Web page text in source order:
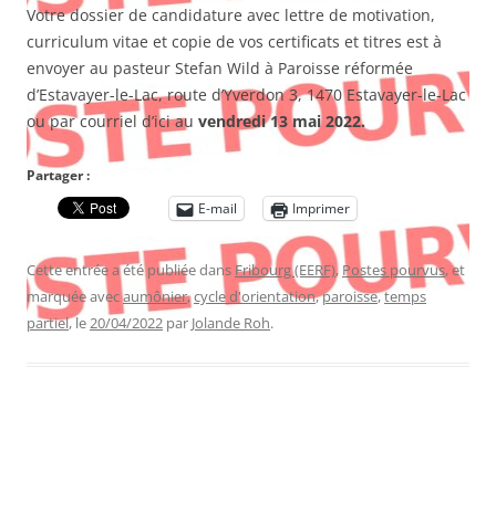
Votre dossier de candidature avec lettre de motivation,
curriculum vitae et copie de vos certificats et titres est à
envoyer au pasteur Stefan Wild à Paroisse réformée
d’Estavayer-le-Lac, route d’Yverdon 3, 1470 Estavayer-le-Lac
ou par courriel d’ici au vendredi 13 mai 2022.
Partager :
E-mail
Imprimer
Cette entrée a été publiée dans Fribourg (EERF), Postes pourvus, et
marquée avecaumônier,cycle d'orientation,paroisse,temps
partiel, le20/04/2022 par Jolande Roh.